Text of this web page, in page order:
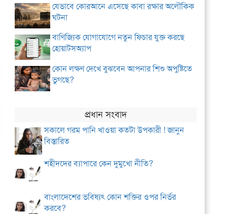
যেভাবে কোরআনে এসেছে কাবা রক্ষার অলৌকিক
ঘটনা
বাণিজ্যিক যোগাযোগে নতুন ফিচার যুক্ত করছে
হোয়াটসঅ্যাপ
কোন লক্ষণ দেখে বুঝবেন আপনার শিশু অপুষ্টিতে
ভুগছে?
প্রধান সংবাদ
সকালে গরম পানি খাওয়া কতটা উপকারী ! জানুন
বিস্তারিত
শহীদদের ব্যাপারে কেন দুমুখো নীতি?
বাংলাদেশের ভবিষ্যৎ কোন শক্তির ওপর নির্ভর
করবে?